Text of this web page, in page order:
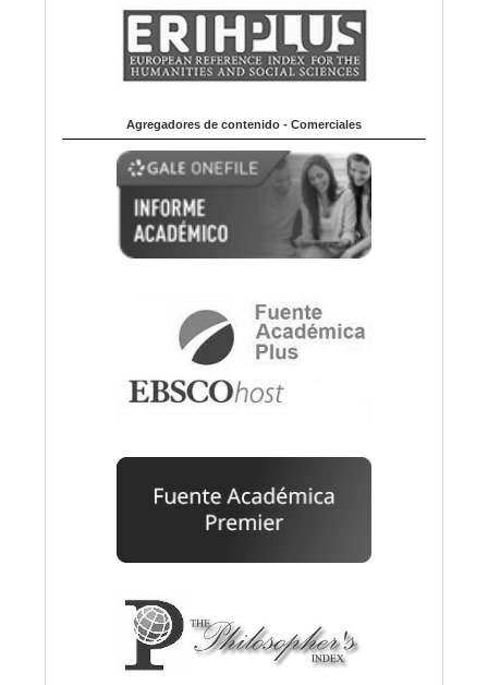
Agregadores de contenido - Comerciales